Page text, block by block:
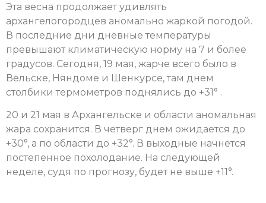
Эта весна продолжает удивлять
архангелогородцев аномально жаркой погодой.
В последние дни дневные температуры
превышают климатическую норму на 7 и более
градусов. Сегодня, 19 мая, жарче всего было в
Вельске, Няндоме и Шенкурсе, там днем
столбики термометров поднялись до +31° .
20 и 21 мая в Архангельске и области аномальная
жара сохранится. В четверг днем ожидается до
+30°, а по области до +32°. В выходные начнется
постепенное похолодание. На следующей
неделе, судя по прогнозу, будет не выше +11°.